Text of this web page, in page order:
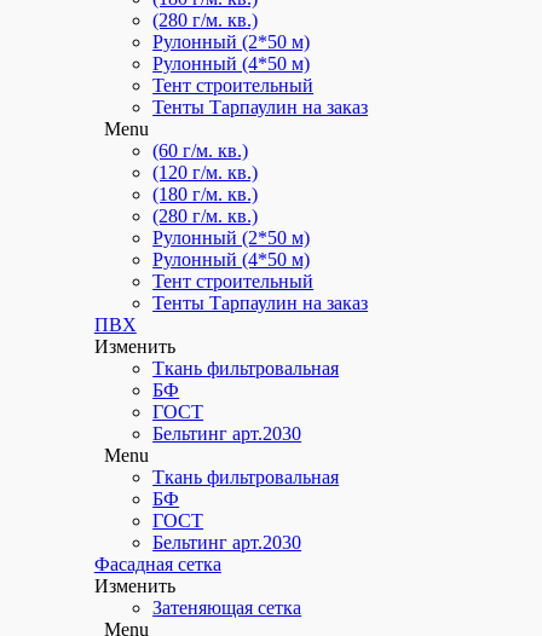
(280 г/м. кв.)
Рулонный (2*50 м)
Рулонный (4*50 м)
Тент строительный
Тенты Тарпаулин на заказ
Menu
(60 г/м. кв.)
(120 г/м. кв.)
(180 г/м. кв.)
(280 г/м. кв.)
Рулонный (2*50 м)
Рулонный (4*50 м)
Тент строительный
Тенты Тарпаулин на заказ
ПВХ
Изменить
Ткань фильтровальная
БФ
ГОСТ
Бельтинг арт.2030
Menu
Ткань фильтровальная
БФ
ГОСТ
Бельтинг арт.2030
Фасадная сетка
Изменить
Затеняющая сетка
Menu